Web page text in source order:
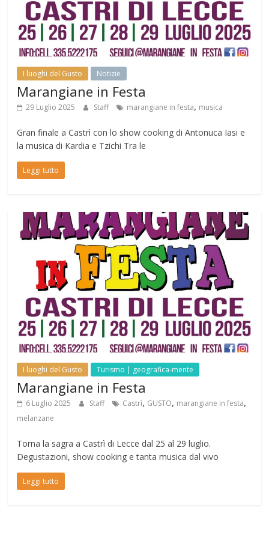
I luoghi del Gusto Notizie
Marangiane in Festa
29 Luglio 2025 Staff marangiane in festa, musica
Gran finale a Castrì con lo show cooking di Antonuca Iasi e
la musica di Kardia e Tzichi Tra le
Leggi tutto
I luoghi del Gusto Turismo | geografica-mente
Marangiane in Festa
6 Luglio 2025 Staff Castrì, GUSTO, marangiane in festa,
melanzane
Torna la sagra a Castrì di Lecce dal 25 al 29 luglio.
Degustazioni, show cooking e tanta musica dal vivo
Leggi tutto